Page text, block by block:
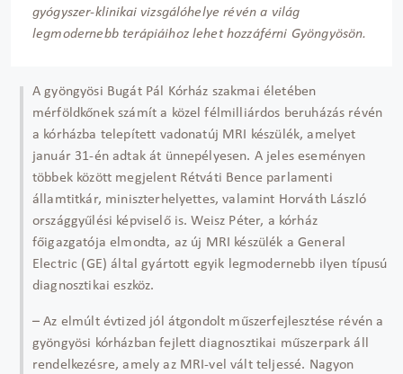
gyógyszer-klinikai vizsgálóhelye révén a világ
legmodernebb terápiáihoz lehet hozzáférni Gyöngyösön.
A gyöngyösi Bugát Pál Kórház szakmai életében
mérföldkőnek számít a közel félmilliárdos beruházás révén
a kórházba telepített vadonatúj MRI készülék, amelyet
január 31-én adtak át ünnepélyesen. A jeles eseményen
többek között megjelent Rétváti Bence parlamenti
államtitkár, miniszterhelyettes, valamint Horváth László
országgyűlési képviselő is. Weisz Péter, a kórház
főigazgatója elmondta, az új MRI készülék a General
Electric (GE) által gyártott egyik legmodernebb ilyen típusú
diagnosztikai eszköz.
– Az elmúlt évtized jól átgondolt műszerfejlesztése révén a
gyöngyösi kórházban fejlett diagnosztikai műszerpark áll
rendelkezésre, amely az MRI-vel vált teljessé. Nagyon